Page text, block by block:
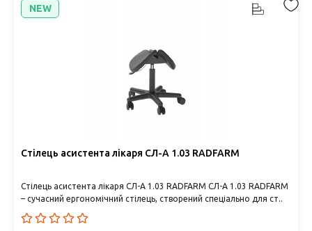
NEW
Стілець асистента лікаря СЛ-А 1.03 RADFARM
Стілець асистента лікаря СЛ-А 1.03 RADFARM СЛ-А 1.03 RADFARM
– сучасний ергономічний стілець, створений спеціально для ст..